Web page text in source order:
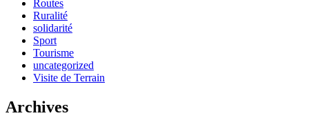
Routes
Ruralité
solidarité
Sport
Tourisme
uncategorized
Visite de Terrain
Archives